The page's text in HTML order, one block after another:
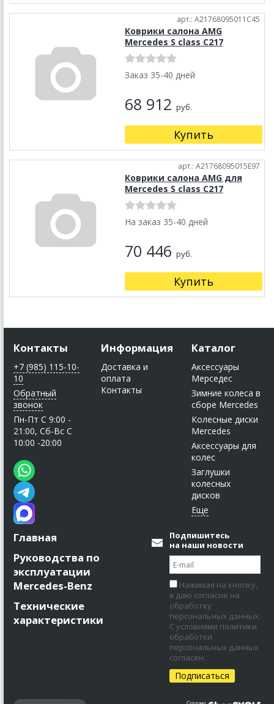
арт.: A21768095011C45
Коврики салона AMG
Mercedes S class C217
Заказ 35-40 дней
68 912 руб.
Купить
арт.: A21768095015E97
Коврики салона AMG для
Mercedes S class C217
На заказ 35-40 дней
70 446 руб.
Купить
Контакты
+7 (985) 115-10-
10
Обратный
звонок
Пн-Пт C 9:00 -
21:00, Сб-Вс С
10:00 -20:00
Информация
Доставка и
оплата
Контакты
Каталог
Аксессуары
Мерседес
Зимние колеса в
сборе Mercedes
Колесные диски
Mercedes
Аксессуары для
колес
Заглушки
колесных
дисков
Главная
Руководства по
эксплуатации
Mercedes-Benz
Технические
характеристики
Подпишитесь
на наши новости
Нажимая на кнопку,
я даю согласие на
обработку
персональных данных.
С условиями политики
обработки
персональных данных
согласен.